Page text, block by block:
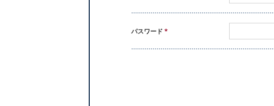
パスワード*